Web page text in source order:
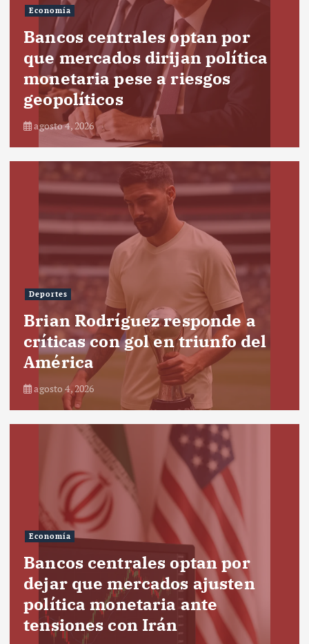
Economía
Bancos centrales optan por
que mercados dirijan política
monetaria pese a riesgos
geopolíticos
agosto 4, 2026
Deportes
Brian Rodríguez responde a
críticas con gol en triunfo del
América
agosto 4, 2026
Economía
Bancos centrales optan por
dejar que mercados ajusten
política monetaria ante
tensiones con Irán